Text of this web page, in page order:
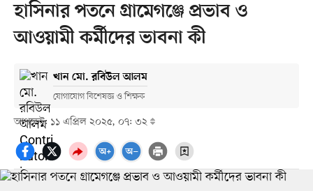
হাসিনার পতনে গ্রামেগঞ্জে প্রভাব ও
আওয়ামী কর্মীদের ভাবনা কী
খান মো. রবিউল আলম
যোগাযোগ বিশেষজ্ঞ ও শিক্ষক
আপডেট: ১১ এপ্রিল ২০২৫, ০৭: ৩২